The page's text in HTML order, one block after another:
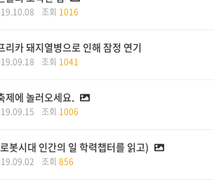
조회 1016
리카 돼지열병으로 인해 잠정 연기
조회 1041
제에 놀러오세요.
조회 1006
봇시대 인간의 일 학력챕터를 읽고)
조회 856